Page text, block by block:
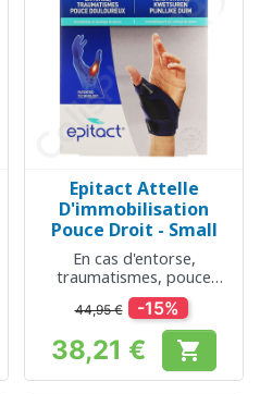
Epitact Attelle
D'immobilisation
Pouce Droit - Small
En cas d'entorse,
traumatismes, pouce
douloureux
44,95 € -15%
Prix
38,21 € 